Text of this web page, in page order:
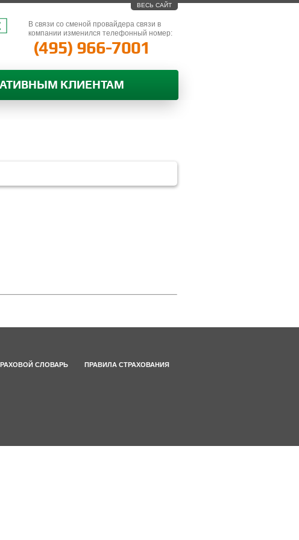
ВЕСЬ САЙТ
В связи со сменой провайдера связи в
компании изменился телефонный номер:
(495) 966-7001
КЛИЕНТАМ
СЛОВАРЬ ПРАВИЛА СТРАХОВАНИЯ